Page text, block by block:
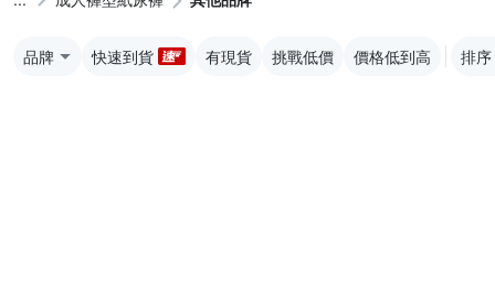
品牌 快速到貨 有現貨 挑戰低價 價格低到高 排序